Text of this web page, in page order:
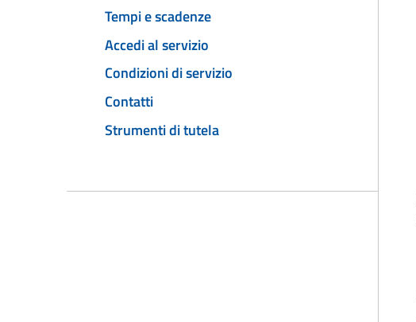
Tempi e scadenze
Accedi al servizio
Condizioni di servizio
Contatti
Strumenti di tutela